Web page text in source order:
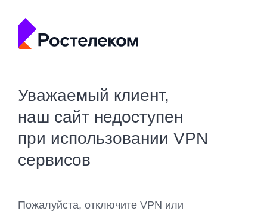
Уважаемый клиент,
наш сайт недоступен
при использовании VPN
сервисов
Пожалуйста, отключите VPN или